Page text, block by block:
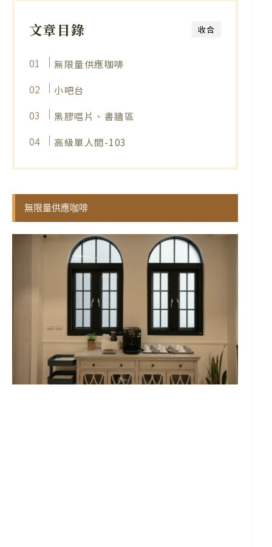
收合
文章目錄
無限量供應咖啡
小吧台
黑膠唱片、書牆區
高級單人間-103
無限量供應咖啡